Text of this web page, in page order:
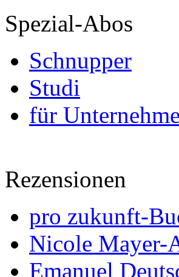
Spezial-Abos
Schnupper
Studi
für
Rezensionen
pro zukunft-
Nicole Mayer-
Emanuel